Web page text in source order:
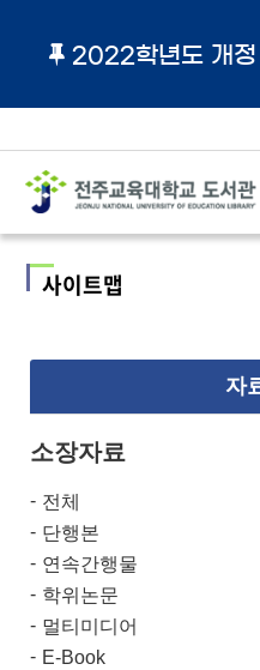
2022학년도 개정 검정 초등 3,4
사이트맵
자
소장자료
전체
단행본
연속간행물
학위논문
멀티미디어
E-Book